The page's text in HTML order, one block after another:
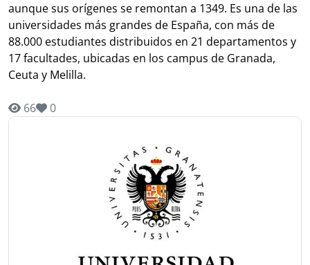
aunque sus orígenes se remontan a 1349. Es una de las
universidades más grandes de España, con más de
88.000 estudiantes distribuidos en 21 departamentos y
17 facultades, ubicadas en los campus de Granada,
Ceuta y Melilla.
66 0